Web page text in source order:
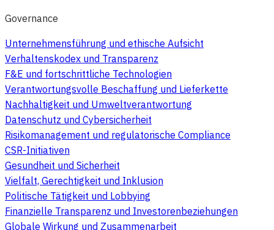
Governance
Unternehmensführung und ethische Aufsicht
Verhaltenskodex und Transparenz
F&E und fortschrittliche Technologien
Verantwortungsvolle Beschaffung und Lieferkette
Nachhaltigkeit und Umweltverantwortung
Datenschutz und Cybersicherheit
Risikomanagement und regulatorische Compliance
CSR-Initiativen
Gesundheit und Sicherheit
Vielfalt, Gerechtigkeit und Inklusion
Politische Tätigkeit und Lobbying
Finanzielle Transparenz und Investorenbeziehungen
Globale Wirkung und Zusammenarbeit